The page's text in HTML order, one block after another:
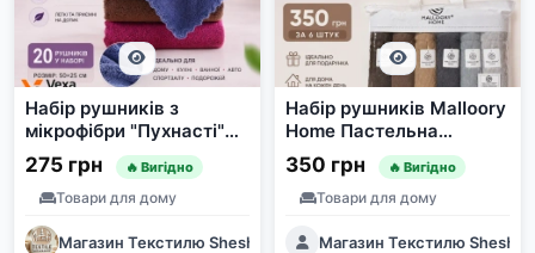
Набір рушників з
мікрофібри "Пухнасті"
20 шт, 50х25 см
275 грн 🔥 Вигідно
Товари для дому
Магазин Текстилю SheshaShop
Набір рушників Malloory
Home Пастельна
гармонія мікрофібра 6
шт 95*50 см
350 грн 🔥 Вигідно
Товари для дому
Магазин Текстилю